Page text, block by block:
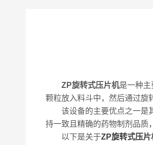
ZP旋转式压片机是一种主
颗粒放入料斗中，然后通过旋
该设备的主要优点之一是其
持一致且精确的药物制剂品质
以下是关于ZP旋转式压片